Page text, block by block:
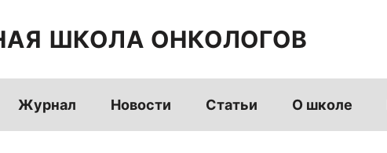
ШКОЛА ОНКОЛОГОВ
Журнал Новости Статьи О школе